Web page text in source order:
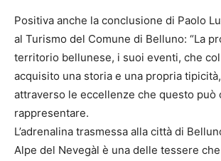
Positiva anche la conclusione di Paolo
al Turismo del Comune di Belluno: “La
territorio bellunese, i suoi eventi, che
acquisito una storia e una propria
attraverso le eccellenze che questo può
rappresentare.
L’adrenalina trasmessa alla città di
Alpe del Nevegàl è una delle tessere